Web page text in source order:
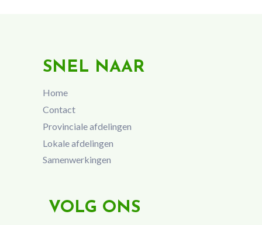
SNEL NAAR
Home
Contact
Provinciale afdelingen
Lokale afdelingen
Samenwerkingen
VOLG ONS